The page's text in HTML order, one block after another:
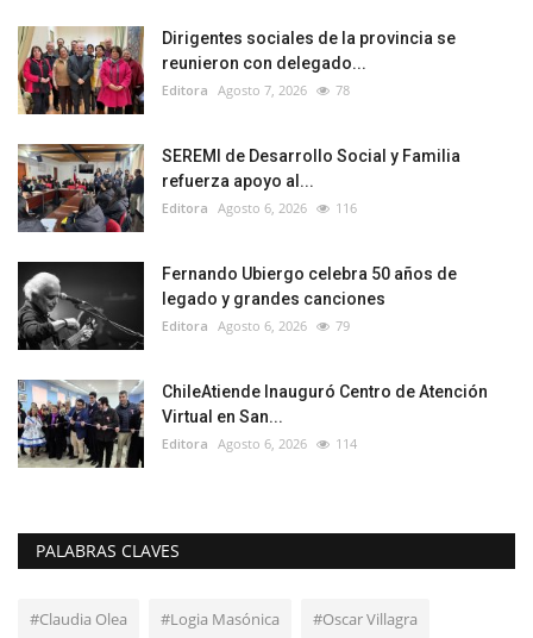
Dirigentes sociales de la provincia se
reunieron con delegado...
Editora Agosto 7, 2026 78
SEREMI de Desarrollo Social y Familia
refuerza apoyo al...
Editora Agosto 6, 2026 116
Fernando Ubiergo celebra 50 años de
legado y grandes canciones
Editora Agosto 6, 2026 79
ChileAtiende Inauguró Centro de Atención
Virtual en San...
Editora Agosto 6, 2026 114
PALABRAS CLAVES
#Claudia Olea #Logia Masónica #Oscar Villagra